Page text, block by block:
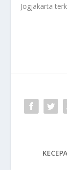
Jogjakarta